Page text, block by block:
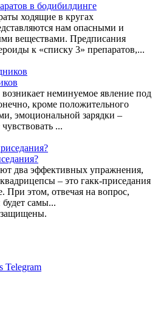
в бодибилдинге
ходящие в кругах
нам опасными и
веществами. Предписания
к «списку 3» препаратов,...
неминуемое явление под
кроме положительного
эмоциональной зарядки –
...
два эффективных упражнения,
– это гакк-приседания
При этом, отвечая на вопрос,
самы...
Telegram